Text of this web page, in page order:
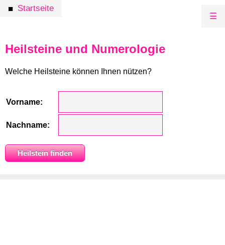
■ Startseite
☰
Heilsteine und Numerologie
Welche Heilsteine können Ihnen nützen?
Vorname:
Nachname: